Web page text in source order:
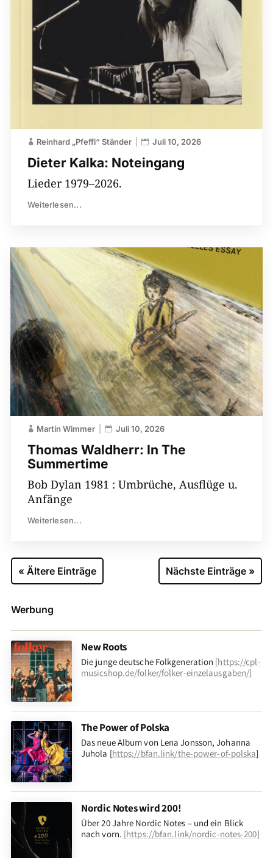
Dieter Kalka: Noteingang
Reinhard „Pfeffi“ Ständer Juli 10, 2026
Lieder 1979–2026.
Weiterlesen...
Thomas Waldherr: In The
Summertime
Martin Wimmer Juli 10, 2026
Bob Dylan 1981 : Umbrüche, Ausflüge u.
Anfänge
Weiterlesen...
« Ältere Einträge Nächste Einträge »
Werbung
New Roots
Die junge deutsche Folkgeneration [https://cpl-
musicshop.de/folker/folker-einzelausgaben/]
The Power of Polska
Das neue Album von Lena Jonsson, Johanna
Juhola [https://bfan.link/the-power-of-polska]
Nordic Notes wird 200!
Über 20 Jahre Nordic Notes – und ein Blick
nach vorn. [https://bfan.link/nordic-notes-200]